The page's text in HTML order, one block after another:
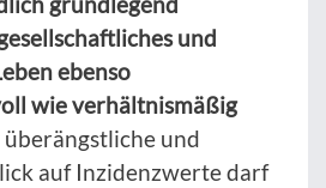
und
ebenso
wie verhältnismäßig
überängstliche und
auf Inzidenzwerte darf